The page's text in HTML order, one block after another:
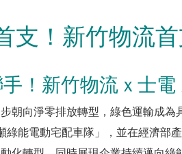
支！新竹物流
！新竹物流 x 士
朝向淨零排放轉型，綠色運輸成
綠能電動宅配車隊」，並在經濟部